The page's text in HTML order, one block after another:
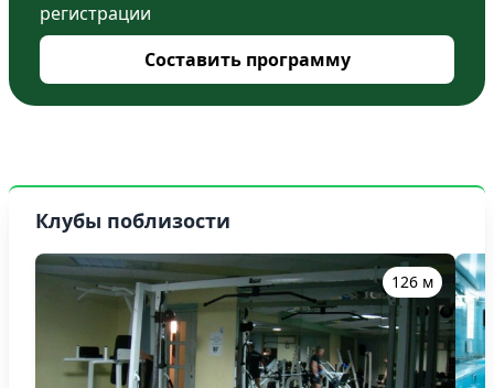
регистрации
Составить программу
Клубы поблизости
126 м